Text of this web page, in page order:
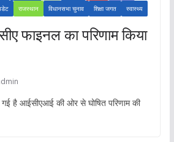
राजस्थान विधानसभा चुनाव शिक्षा जगत स्वास्थ्य
फाइनल का परिणाम किया
गई है आईसीएआई की ओर से घोषित परिणाम की